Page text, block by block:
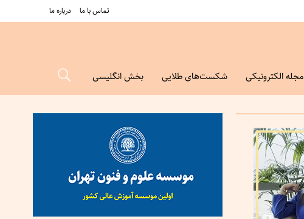
درباره ما تماس با ما
مجله الکترونیکی شکست‌های طلایی بخش انگلیسی